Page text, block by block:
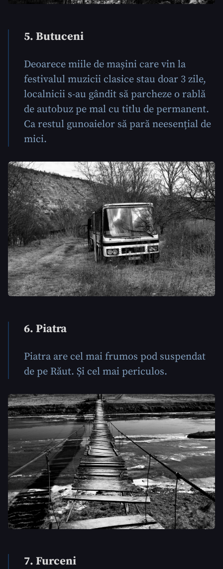
5. Butuceni
Deoarece miile de mașini care vin la
festivalul muzicii clasice stau doar 3 zile,
localnicii s-au gândit să parcheze o rablă
de autobuz pe mal cu titlu de permanent.
Ca restul gunoaielor să pară neesențial de
mici.
6. Piatra
Piatra are cel mai frumos pod suspendat
de pe Răut. Și cel mai periculos.
7. Furceni